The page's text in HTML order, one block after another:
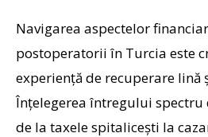
Navigarea aspectelor
postoperatorii în Turcia este
experiență de recuperare lină
Înțelegerea întregului
de la taxele spitalicești la